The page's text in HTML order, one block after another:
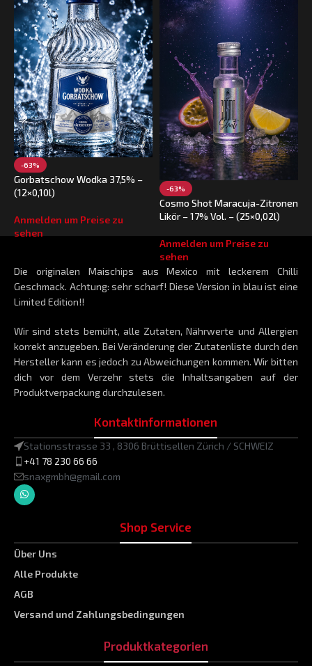
-63%
Gorbatschow Wodka 37,5% –
(12×0,10l)
Anmelden um Preise zu
sehen
-63%
Cosmo Shot Maracuja-Zitronen
Likör – 17% Vol. – (25×0,02l)
Anmelden um Preise zu
sehen
Die originalen Maischips aus Mexico mit leckerem Chilli
Geschmack. Achtung: sehr scharf! Diese Version in blau ist eine
Limited Edition!!
Wir sind stets bemüht, alle Zutaten, Nährwerte und Allergien
korrekt anzugeben. Bei Veränderung der Zutatenliste durch den
Hersteller kann es jedoch zu Abweichungen kommen. Wir bitten
dich vor dem Verzehr stets die Inhaltsangaben auf der
Produktverpackung durchzulesen.
Kontaktinformationen
Stationsstrasse 33 , 8306 Brüttisellen Zürich / SCHWEIZ
+41 78 230 66 66
snaxgmbh@gmail.com
Shop Service
Über Uns
Alle Produkte
AGB
Versand und Zahlungsbedingungen
Produktkategorien